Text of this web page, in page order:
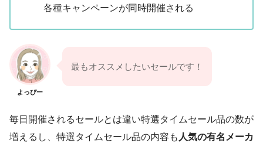
各種キャンペーンが同時開催される
よっぴー
最もオススメしたいセールです！
毎日開催されるセールとは違い特選タイムセール品の数が
増えるし、特選タイムセール品の内容も 人気の有名メーカ